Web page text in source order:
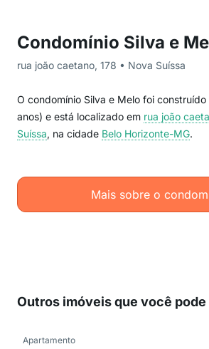
Condomínio Silva e
rua joão caetano, 178 • Nova Suíssa
O condomínio Silva e Melo foi
anos) e está localizado em rua joão
Suíssa, na cidade Belo Horizonte-MG.
Mais sobre o
Outros imóveis que você
Apartamento